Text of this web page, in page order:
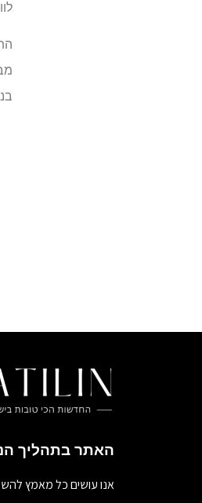
האתר בתהליך
אנו עושים כל מאמץ